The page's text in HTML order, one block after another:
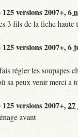
versions 2007+,6
3 fils de la fiche haute
versions 2007+,6
régler les soupapes
sa peux venir merci a
versions 2007+,27
avant